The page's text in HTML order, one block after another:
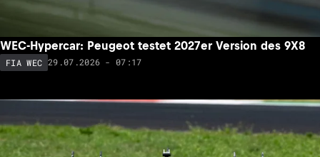
WEC-Hypercar: Peugeot testet 2027er Version des 9X8
FIA WEC 29.07.2026 - 07:17